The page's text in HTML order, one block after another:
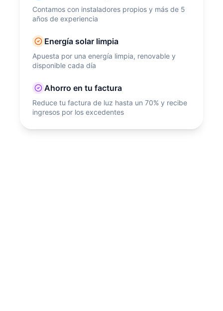
Contamos con instaladores propios y más de 5
años de experiencia
Energía solar limpia
Apuesta por una energía limpia, renovable y
disponible cada día
Ahorro en tu factura
Reduce tu factura de luz hasta un 70% y recibe
ingresos por los excedentes